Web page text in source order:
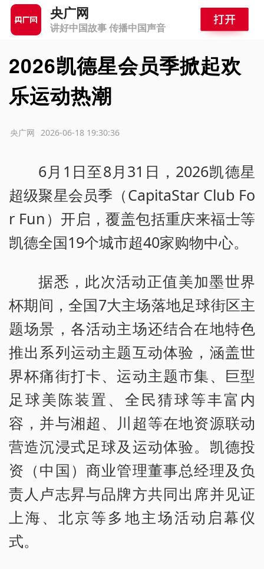
央广网
讲好中国故事 传播中国声音
2026凯德星会员季掀起欢
乐运动热潮
2026-06-18 19:30:36
央广网
6月1日至8月31日，2026凯德星
超级聚星会员季（CapitaStar Club Fo
r Fun）开启，覆盖包括重庆来福士等
凯德全国19个城市超40家购物中心。
据悉，此次活动正值美加墨世界
杯期间，全国7大主场落地足球街区主
题场景，各活动主场还结合在地特色
推出系列运动主题互动体验，涵盖世
界杯痛街打卡、运动主题市集、巨型
足球美陈装置、全民猜球等丰富内
容，并与湘超、川超等在地资源联动
营造沉浸式足球及运动体验。凯德投
资（中国）商业管理董事总经理及负
责人卢志昇与品牌方共同出席并见证
上海、北京等多地主场活动启幕仪
式。